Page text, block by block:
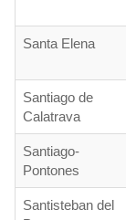
Santa Elena
Santiago de
Calatrava
Santiago-
Pontones
Santisteban del